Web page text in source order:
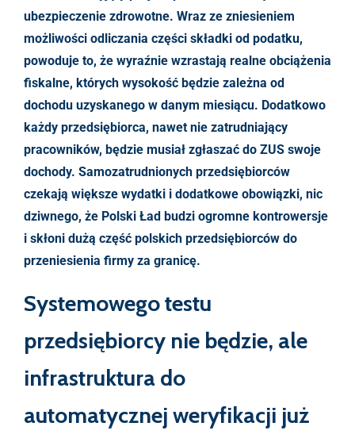
ubezpieczenie zdrowotne. Wraz ze zniesieniem
możliwości odliczania części składki od podatku,
powoduje to, że wyraźnie wzrastają realne obciążenia
fiskalne, których wysokość będzie zależna od
dochodu uzyskanego w danym miesiącu. Dodatkowo
każdy przedsiębiorca, nawet nie zatrudniający
pracowników, będzie musiał zgłaszać do ZUS swoje
dochody. Samozatrudnionych przedsiębiorców
czekają większe wydatki i dodatkowe obowiązki, nic
dziwnego, że Polski Ład budzi ogromne kontrowersje
i skłoni dużą część polskich przedsiębiorców do
przeniesienia firmy za granicę.
Systemowego testu
przedsiębiorcy nie będzie, ale
infrastruktura do
automatycznej weryfikacji już